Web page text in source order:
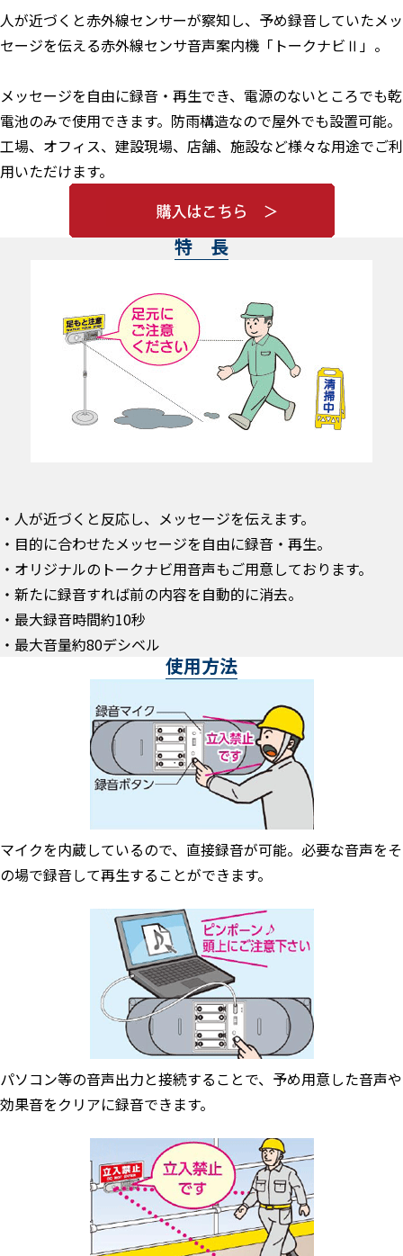
人が近づくと赤外線センサーが察知し、予め録音していたメッ
セージを伝える赤外線センサ音声案内機「トークナビⅡ」。
メッセージを自由に録音・再生でき、電源のないところでも乾
電池のみで使用できます。防雨構造なので屋外でも設置可能。
工場、オフィス、建設現場、店舗、施設など様々な用途でご利
用いただけます。
特 長
・人が近づくと反応し、メッセージを伝えます。
・目的に合わせたメッセージを自由に録音・再生。
・オリジナルのトークナビ用音声もご用意しております。
・新たに録音すれば前の内容を自動的に消去。
・最大録音時間約10秒
・最大音量約80デシベル
使用方法
マイクを内蔵しているので、直接録音が可能。必要な音声をそ
の場で録音して再生することができます。
パソコン等の音声出力と接続することで、予め用意した音声や
効果音をクリアに録音できます。